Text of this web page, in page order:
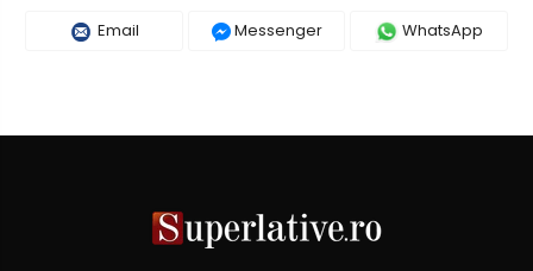
Email Messenger WhatsApp